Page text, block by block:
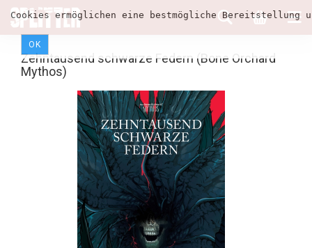
Cookies ermöglichen eine bestmögliche
OK
Zehntausend schwarze Federn (Bone Orchard
Mythos)